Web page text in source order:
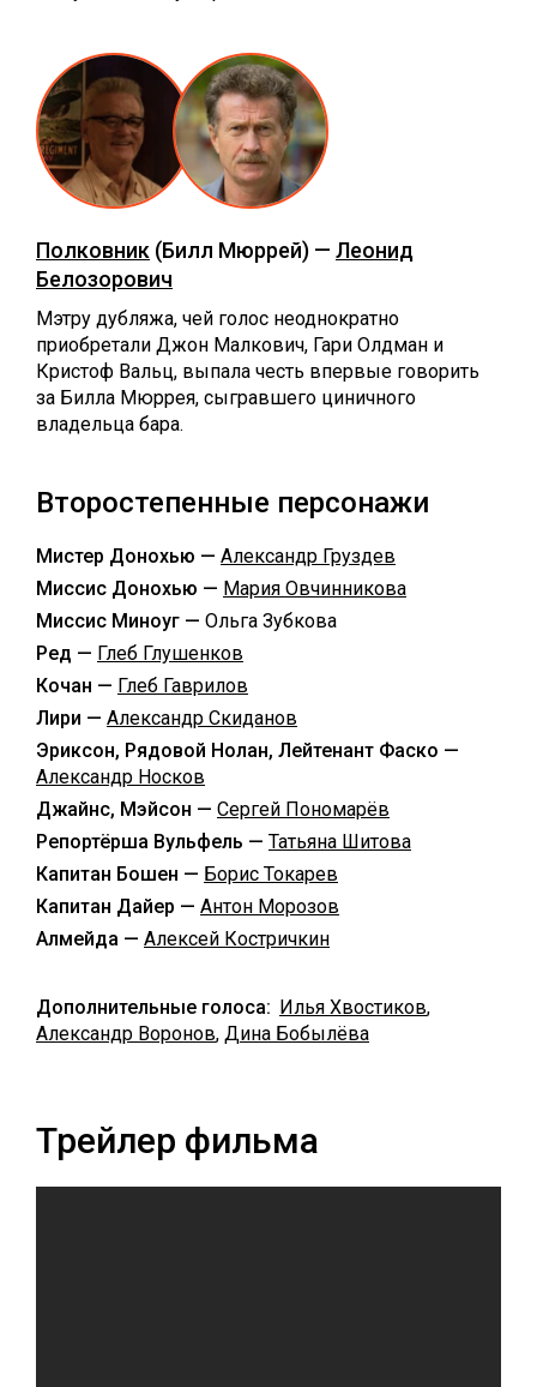
Полковник (Билл Мюррей) — Леонид
Белозорович
Мэтру дубляжа, чей голос неоднократно
приобретали Джон Малкович, Гари Олдман и
Кристоф Вальц, выпала честь впервые говорить
за Билла Мюррея, сыгравшего циничного
владельца бара.
Второстепенные персонажи
Мистер Донохью — Александр Груздев
Миссис Донохью — Мария Овчинникова
Миссис Миноуг — Ольга Зубкова
Ред — Глеб Глушенков
Кочан — Глеб Гаврилов
Лири — Александр Скиданов
Эриксон, Рядовой Нолан, Лейтенант Фаско —
Александр Носков
Джайнс, Мэйсон — Сергей Пономарёв
Репортёрша Вульфель — Татьяна Шитова
Капитан Бошен — Борис Токарев
Капитан Дайер — Антон Морозов
Алмейда — Алексей Костричкин
Дополнительные голоса: Илья Хвостиков,
Александр Воронов, Дина Бобылёва
Трейлер фильма